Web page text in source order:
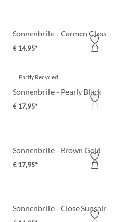
Sonnenbrille - Carmen Classic
€ 14,95*
Partly Recycled
Sonnenbrille - Pearly Black
€ 17,95*
Sonnenbrille - Brown Gold
€ 17,95*
Sonnenbrille - Close Sunshine